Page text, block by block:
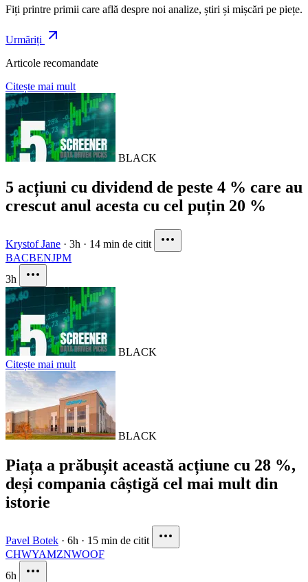
Fiți printre primii care află despre noi analize, știri și mișcări pe piețe.
Urmăriți
Articole recomandate
Citește mai mult
BLACK
5 acțiuni cu dividend de peste 4 % care au
crescut anul acesta cu cel puțin 20 %
Krystof Jane · 3h · 14 min de citit
BACBENJPM
3h
BLACK
Citește mai mult
BLACK
Piața a prăbușit această acțiune cu 28 %,
deși compania câștigă cel mai mult din
istorie
Pavel Botek · 6h · 15 min de citit
CHWYAMZNWOOF
6h